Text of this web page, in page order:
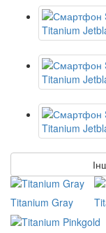
Titanium Gray